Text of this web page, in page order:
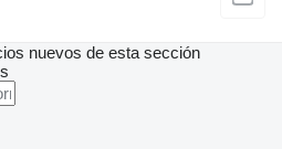
nuevos de esta sección